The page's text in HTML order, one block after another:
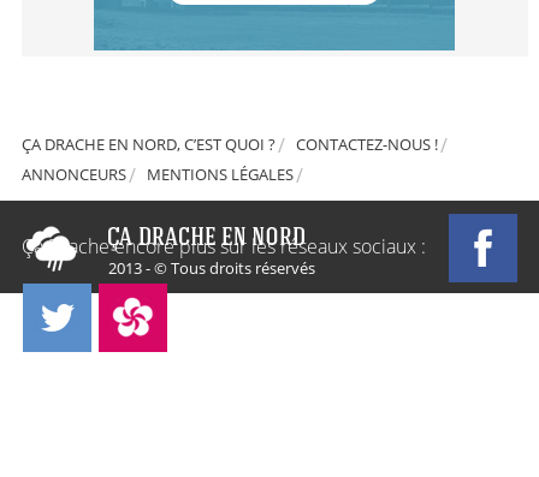
ÇA DRACHE EN NORD, C’EST QUOI ?
CONTACTEZ-NOUS !
ANNONCEURS
MENTIONS LÉGALES
2013 - © Tous droits réservés
Ça Drache encore plus sur les réseaux sociaux :